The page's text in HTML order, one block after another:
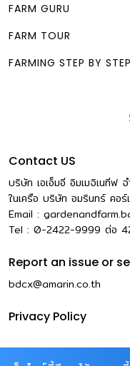
FARM GURU
FARM TOUR
FARMING STEP BY STEP
Contact US
บริษัท เอเอ็มอี อิมเมจิเนทีฟ
ในเครือ บริษัท อมรินทร์ คอร์
Email :
Tel : 0-2422-9999 ต่อ
Report an issue or
bdcx@amarin.co.th
Privacy Policy